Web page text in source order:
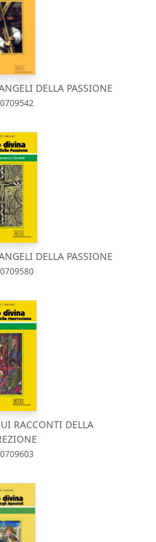
DELLA PASSIONE
DELLA PASSIONE
RACCONTI DELLA